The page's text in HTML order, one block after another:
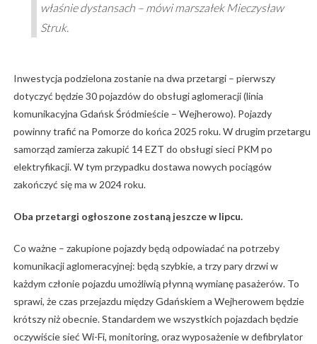
właśnie dystansach – mówi marszałek Mieczysław
Struk.
Inwestycja podzielona zostanie na dwa przetargi – pierwszy
dotyczyć będzie 30 pojazdów do obsługi aglomeracji (linia
komunikacyjna Gdańsk Śródmieście – Wejherowo). Pojazdy
powinny trafić na Pomorze do końca 2025 roku. W drugim przetargu
samorząd zamierza zakupić 14 EZT do obsługi sieci PKM po
elektryfikacji. W tym przypadku dostawa nowych pociągów
zakończyć się ma w 2024 roku.
Oba przetargi ogłoszone zostaną jeszcze w lipcu.
Co ważne – zakupione pojazdy będą odpowiadać na potrzeby
komunikacji aglomeracyjnej: będą szybkie, a trzy pary drzwi w
każdym członie pojazdu umożliwią płynną wymianę pasażerów. To
sprawi, że czas przejazdu między Gdańskiem a Wejherowem będzie
krótszy niż obecnie. Standardem we wszystkich pojazdach będzie
oczywiście sieć Wi-Fi, monitoring, oraz wyposażenie w defibrylator